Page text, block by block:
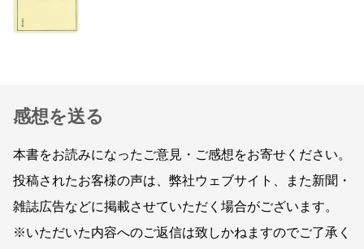
感想を送る
本書をお読みになったご意見・ご感想をお寄せください。
投稿されたお客様の声は、弊社ウェブサイト、また新聞・
雑誌広告などに掲載させていただく場合がございます。
※いただいた内容へのご返信は致しかねますのでご了承く